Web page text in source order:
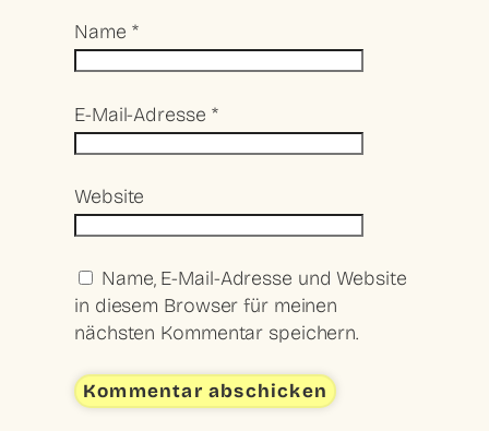
Name *
E-Mail-Adresse *
Website
Name, E-Mail-Adresse und Website
in diesem Browser für meinen
nächsten Kommentar speichern.